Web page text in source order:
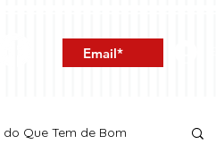
do Que Tem de Bom